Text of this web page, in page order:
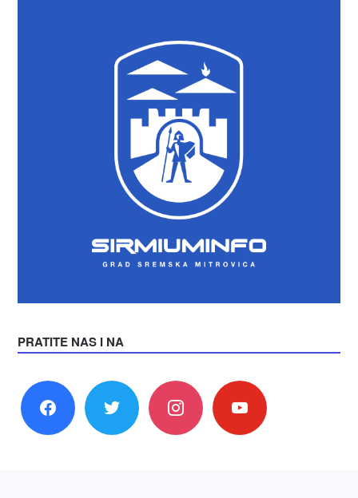
PRATITE NAS I NA
facebook twitter instagram youtube